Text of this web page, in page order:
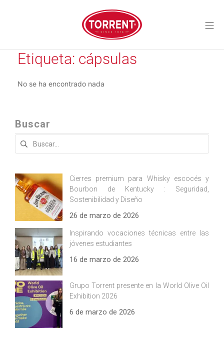
Torrent Closures
Etiqueta: cápsulas
No se ha encontrado nada
Buscar
Buscar:
Cierres premium para Whisky escocés y
Bourbon de Kentucky : Seguridad,
Sostenibilidad y Diseño
26 de marzo de 2026
Inspirando vocaciones técnicas entre las
jóvenes estudiantes
16 de marzo de 2026
Grupo Torrent presente en la World Olive Oil
Exhibition 2026
6 de marzo de 2026